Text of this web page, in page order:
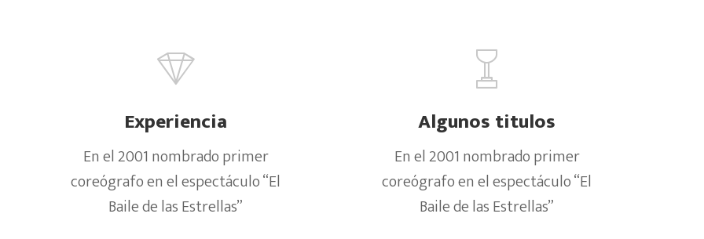
Experiencia
En el 2001 nombrado primer
coreógrafo en el espectáculo “El
Baile de las Estrellas”
Algunos titulos
En el 2001 nombrado primer
coreógrafo en el espectáculo “El
Baile de las Estrellas”